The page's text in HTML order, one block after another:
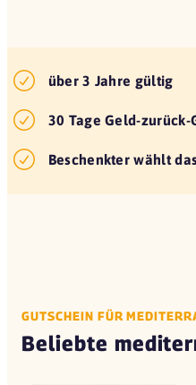
über 3 Jahre gültig
30 Tage Geld-zurück-
Beschenkter wählt
GUTSCHEIN FÜR
Beliebte